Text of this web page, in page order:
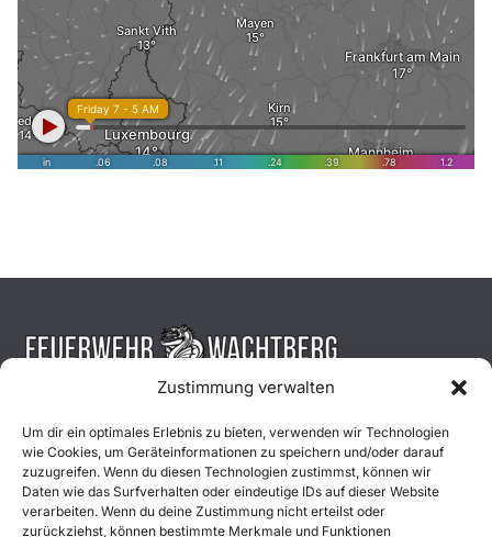
Zustimmung verwalten
Um dir ein optimales Erlebnis zu bieten, verwenden wir Technologien
wie Cookies, um Geräteinformationen zu speichern und/oder darauf
zuzugreifen. Wenn du diesen Technologien zustimmst, können wir
Daten wie das Surfverhalten oder eindeutige IDs auf dieser Website
verarbeiten. Wenn du deine Zustimmung nicht erteilst oder
zurückziehst, können bestimmte Merkmale und Funktionen
Aktuelles
Einsätze
Unsere Jugend